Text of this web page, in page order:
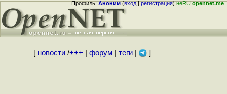
Профиль:Аноним(вход|регистрация)неRUopennet.me
[ новости/+++ форум| теги| ]